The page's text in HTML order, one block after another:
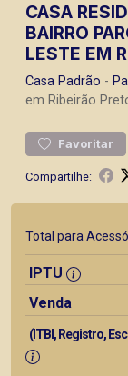
CASA
BAIRRO
LESTE EM
Casa Padrão -
em Ribeirão
Favoritar
Compartilhe:
Total para
IPTU
Venda
(ITBI, Registro,